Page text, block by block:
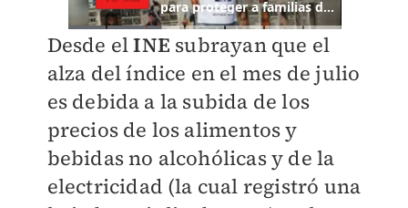
Desde elINE subrayan que el
alza del índice en el mes de julio
es debida a la subida de los
precios de los alimentos y
bebidas no alcohólicas y de la
electricidad (la cual registró una